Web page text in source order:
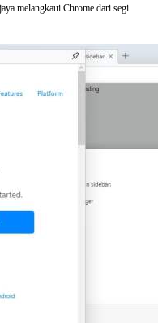
melangkaui Chrome dari segi